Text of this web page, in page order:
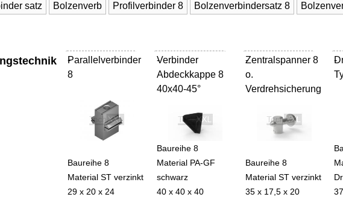
satz Bolzenverb Profilverbinder 8 Bolzenverbindersatz 8
Parallelverbinder
8
-
Baureihe 8
Material ST verzinkt
29 x 20 x 24
Verbinder
Abdeckkappe 8
40x40-45°
-
Baureihe 8
Material PA-GF
schwarz
40 x 40 x 40
Zentralspanner 8
o.
Verdrehsicherung
-
Baureihe 8
Material ST verzinkt
35 x 17,5 x 20
-